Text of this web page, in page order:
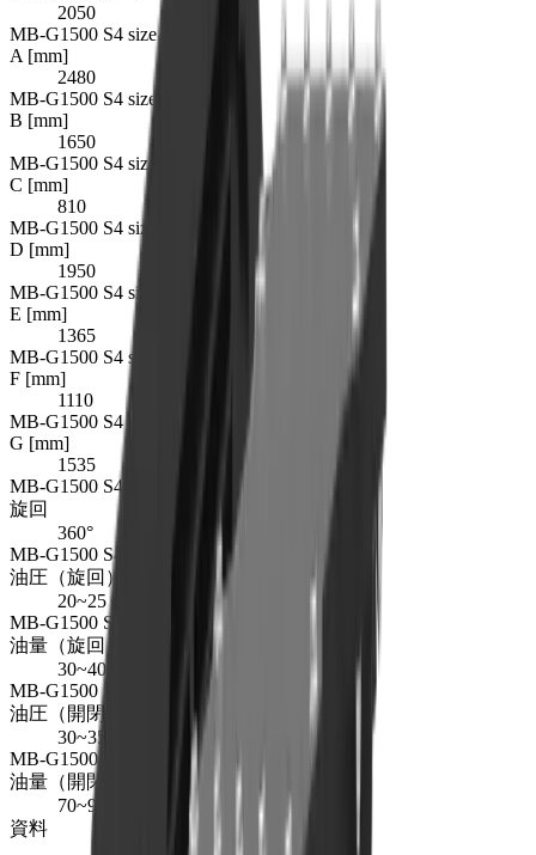
2050
MB-G1500 S4 size dimension A
A [mm]
2480
MB-G1500 S4 size dimension B
B [mm]
1650
MB-G1500 S4 size dimension C
C [mm]
810
MB-G1500 S4 size dimension D
D [mm]
1950
MB-G1500 S4 size dimension E
E [mm]
1365
MB-G1500 S4 size dimension F
F [mm]
1110
MB-G1500 S4 size dimension G
G [mm]
1535
MB-G1500 S4 rotation degree
旋回
360°
MB-G1500 S4 rotation oil pressure in MPa
油圧（旋回） [MPa]
20~25
MB-G1500 S4 rotation oil flow in l/min
油量（旋回） [l/min]
30~40
MB-G1500 S4 open close oil pressure in MPa
油圧（開閉） [MPa]
30~35
MB-G1500 S4 open close oil flow in l/min
油量（開閉） [l/min]
70~90
資料